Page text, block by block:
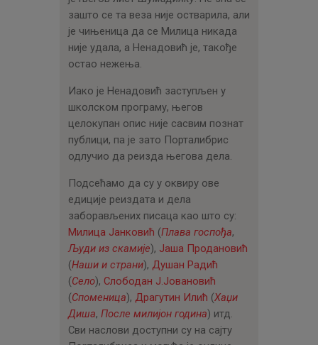
зашто се та веза није остварила, али
је чињеница да се Милица никада
није удала, а Ненадовић је, такође
остао нежења.
Иако је Ненадовић заступљен у
школском програму, његов
целокупан опис није сасвим познат
публици, па је зато Порталибрис
одлучио да реизда његова дела.
Подсећамо да су у оквиру ове
едиције реиздата и дела
заборављених писаца као што су:
Милица Јанковић (Плава госпођа,
Људи из скамије), Јаша Продановић
(Наши и страни), Душан Радић
(Село), Слободан Ј.Јовановић
(Споменица), Драгутин Илић (Хаџи
Диша, После милијон година) итд.
Сви наслови доступни су на сајту